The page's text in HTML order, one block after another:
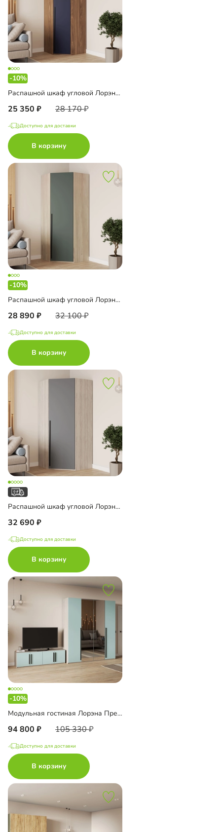
-10%
Распашной шкаф угловой Лорэна-800 Премиум
25 350 28 170
Доступно для доставки
В корзину
-10%
Распашной шкаф угловой Лорэна-900 Премиум
28 890 32 100
Доступно для доставки
В корзину
Распашной шкаф угловой Лорэна-1000 Премиум
32 690
Доступно для доставки
В корзину
-10%
Модульная гостиная Лорэна Премиум
94 800 105 330
Доступно для доставки
В корзину